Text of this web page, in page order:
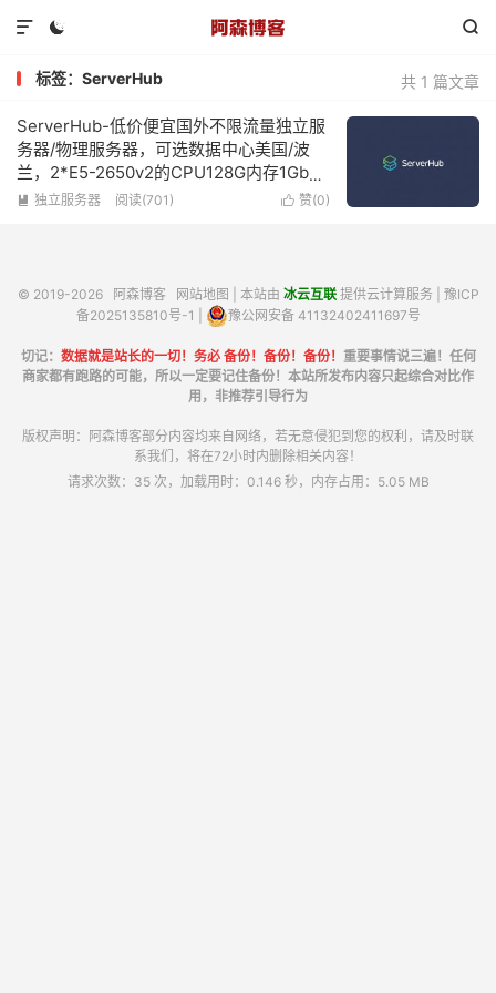
 

共 1 篇文章
标签：ServerHub
ServerHub-低价便宜国外不限流量独立服
务器/物理服务器，可选数据中心美国/波
兰，2*E5-2650v2的CPU128G内存1Gbps
带宽不限流量低至$79/月
 赞(0)
 独立服务器 阅读(701)
© 2019-2026 阿森博客 网站地图 | 本站由 冰云互联提供云计算服务 | 豫ICP
备2025135810号-1
豫公网安备 41132402411697号
切记： 数据就是站长的一切！务必 备份！备份！备份！ 重要事情说三遍！任何
商家都有跑路的可能，所以一定要记住备份！本站所发布内容只起综合对比作
用，非推荐引导行为
版权声明：阿森博客部分内容均来自网络，若无意侵犯到您的权利，请及时联
系我们，将在72小时内删除相关内容！
请求次数：35 次，加载用时：0.146 秒，内存占用：5.05 MB